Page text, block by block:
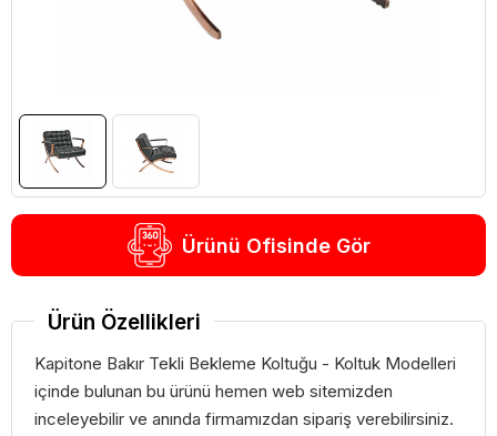
Ürünü Ofisinde Gör
Ürün Özellikleri
Kapitone Bakır Tekli Bekleme Koltuğu - Koltuk Modelleri
içinde bulunan bu ürünü hemen web sitemizden
inceleyebilir ve anında firmamızdan sipariş verebilirsiniz.